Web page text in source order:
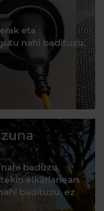
eta
nahi badituzu,
baduzu,
elkarlanean
badituzu, ez